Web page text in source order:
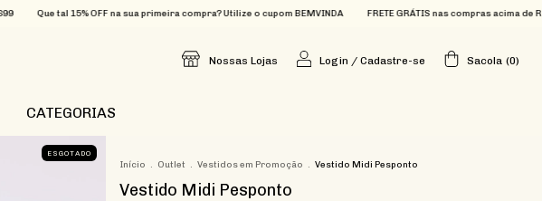
OFF na sua primeira compra? Utilize o cupom BEMVINDA FRETE GRÁTIS nas compras acima de R$699 Que
Nossas Lojas Login / Cadastre-se Sacola (0)
CATEGORIAS
ESGOTADO
Início . Outlet . Vestidos em Promoção . Vestido Midi Pesponto
Vestido Midi Pesponto